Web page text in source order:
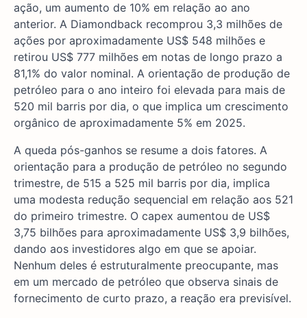
ação, um aumento de 10% em relação ao ano
anterior. A Diamondback recomprou 3,3 milhões de
ações por aproximadamente US$ 548 milhões e
retirou US$ 777 milhões em notas de longo prazo a
81,1% do valor nominal. A orientação de produção de
petróleo para o ano inteiro foi elevada para mais de
520 mil barris por dia, o que implica um crescimento
orgânico de aproximadamente 5% em 2025.
A queda pós-ganhos se resume a dois fatores. A
orientação para a produção de petróleo no segundo
trimestre, de 515 a 525 mil barris por dia, implica
uma modesta redução sequencial em relação aos 521
do primeiro trimestre. O capex aumentou de US$
3,75 bilhões para aproximadamente US$ 3,9 bilhões,
dando aos investidores algo em que se apoiar.
Nenhum deles é estruturalmente preocupante, mas
em um mercado de petróleo que observa sinais de
fornecimento de curto prazo, a reação era previsível.